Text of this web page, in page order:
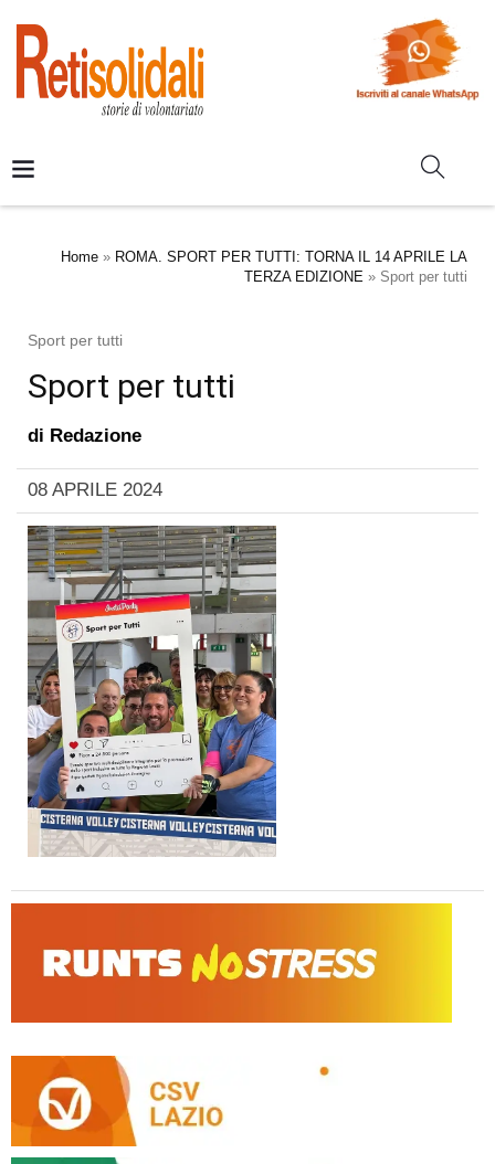
Home » ROMA. SPORT PER TUTTI: TORNA IL 14 APRILE LA
TERZA EDIZIONE » Sport per tutti
Sport per tutti
Sport per tutti
di Redazione
08 APRILE 2024